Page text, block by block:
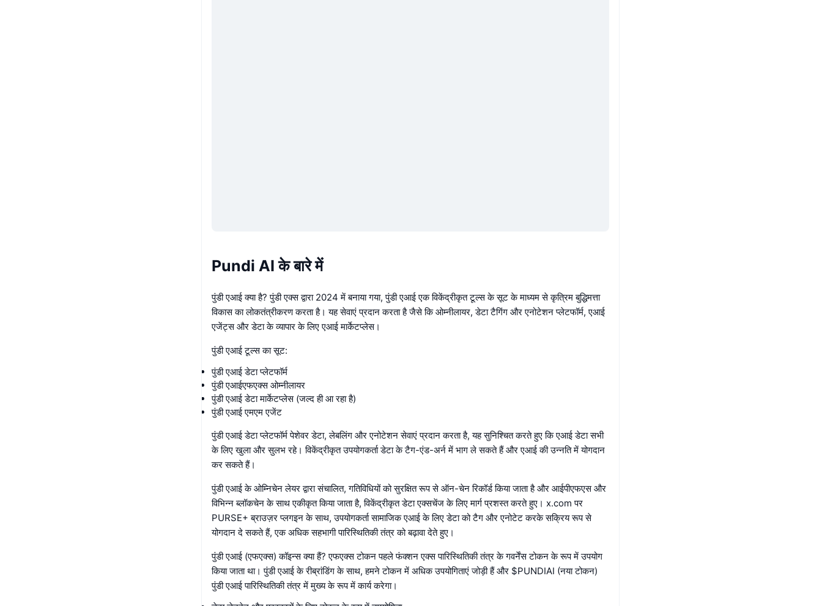
Pundi AI के बारे में
पुंडी एआई क्या है? पुंडी एक्स द्वारा 2024 में बनाया गया, पुंडी एआई एक विकेंद्रीकृत टूल्स के सूट के माध्यम से कृत्रिम बुद्धिमत्ता
विकास का लोकतंत्रीकरण करता है। यह सेवाएं प्रदान करता है जैसे कि ओम्नीलायर, डेटा टैगिंग और एनोटेशन प्लेटफॉर्म, एआई
एजेंट्स और डेटा के व्यापार के लिए एआई मार्केटप्लेस।
पुंडी एआई टूल्स का सूट:
पुंडी एआई डेटा प्लेटफॉर्म
पुंडी एआईएफएक्स ओम्नीलायर
पुंडी एआई डेटा मार्केटप्लेस (जल्द ही आ रहा है)
पुंडी एआई एमएम एजेंट
पुंडी एआई डेटा प्लेटफॉर्म पेशेवर डेटा, लेबलिंग और एनोटेशन सेवाएं प्रदान करता है, यह सुनिश्चित करते हुए कि एआई डेटा सभी
के लिए खुला और सुलभ रहे। विकेंद्रीकृत उपयोगकर्ता डेटा के टैग-एंड-अर्न में भाग ले सकते हैं और एआई की उन्नति में योगदान
कर सकते हैं।
पुंडी एआई के ओम्निचेन लेयर द्वारा संचालित, गतिविधियों को सुरक्षित रूप से ऑन-चेन रिकॉर्ड किया जाता है और आईपीएफएस और
विभिन्न ब्लॉकचेन के साथ एकीकृत किया जाता है, विकेंद्रीकृत डेटा एक्सचेंज के लिए मार्ग प्रशस्त करते हुए। x.com पर
PURSE+ ब्राउज़र प्लगइन के साथ, उपयोगकर्ता सामाजिक एआई के लिए डेटा को टैग और एनोटेट करके सक्रिय रूप से
योगदान दे सकते हैं, एक अधिक सहभागी पारिस्थितिकी तंत्र को बढ़ावा देते हुए।
पुंडी एआई (एफएक्स) कॉइन्स क्या हैं? एफएक्स टोकन पहले फंक्शन एक्स पारिस्थितिकी तंत्र के गवर्नेंस टोकन के रूप में उपयोग
किया जाता था। पुंडी एआई के रीब्रांडिंग के साथ, हमने टोकन में अधिक उपयोगिताएं जोड़ी हैं और $PUNDIAI (नया टोकन)
पुंडी एआई पारिस्थितिकी तंत्र में मुख्य के रूप में कार्य करेगा।